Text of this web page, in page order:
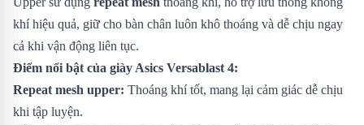
khí hiệu quả, giữ cho bàn chân luôn khô thoáng và dễ chịu ngay
cả khi vận động liên tục.
Điểm nổi bật của giày Asics Versablast 4:
Repeat mesh upper: Thoáng khí tốt, mang lại cảm giác dễ chịu
khi tập luyện.